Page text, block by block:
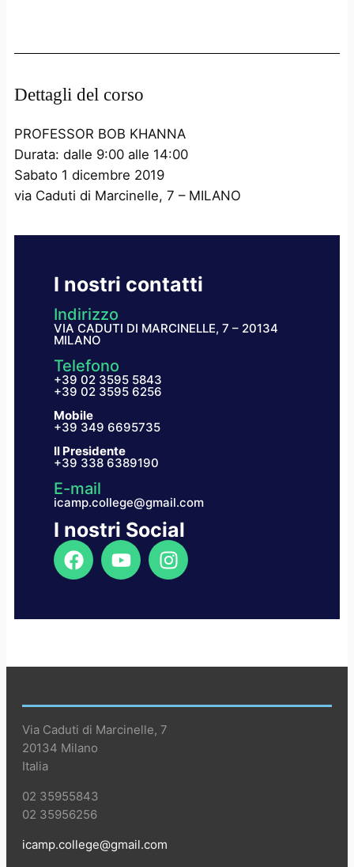
Dettagli del corso
PROFESSOR BOB KHANNA
Durata: dalle 9:00 alle 14:00
Sabato 1 dicembre 2019
via Caduti di Marcinelle, 7 – MILANO
I nostri contatti
Indirizzo
VIA CADUTI DI MARCINELLE, 7 – 20134
MILANO
Telefono
+39 02 3595 5843
+39 02 3595 6256
Mobile
+39 349 6695735
Il Presidente
+39 338 6389190
E-mail
icamp.college@gmail.com
I nostri Social
Via Caduti di Marcinelle, 7
20134 Milano
Italia
02 35955843
02 35956256
icamp.college@gmail.com